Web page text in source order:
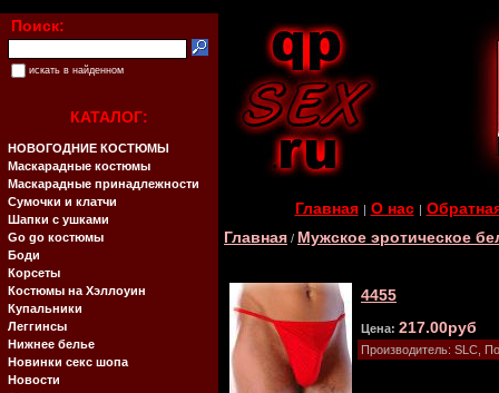
Поиск:
искать в найденном
КАТАЛОГ:
НОВОГОДНИЕ КОСТЮМЫ
Маскарадные костюмы
Маскарадные принадлежности
Сумочки и клатчи
Шапки с ушками
Go go костюмы
Боди
Корсеты
Костюмы на Хэллоуин
Купальники
Леггинсы
Нижнее белье
Новинки секс шопа
Новости
Главная | О нас |
Главная / Мужское эротическое
4455
Цена: 217.00руб
Производитель: SLC,